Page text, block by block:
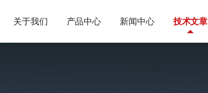
关于我们 产品中心 新闻中心 技术文章